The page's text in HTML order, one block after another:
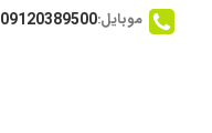
موبایل:09120389500